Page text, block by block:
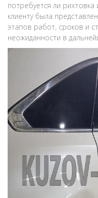
потребуется ли
клиенту была
этапов работ, сроков и
неожиданности в